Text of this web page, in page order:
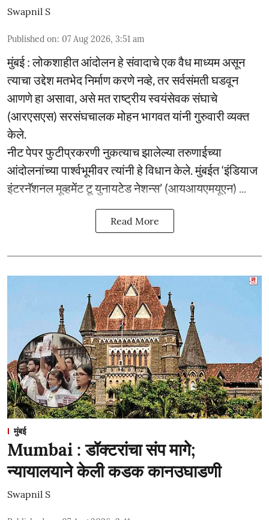
Swapnil S
Published on: 07 Aug 2026, 3:51 am
मुंबई : लोकशाहीत आंदोलन हे संवादाचे एक वैध माध्यम असून
त्याचा उद्देश मतभेद निर्माण करणे नव्हे, तर सर्वसंमती घडवून
आणणे हा असावा, असे मत राष्ट्रीय स्वयंसेवक संघाचे
(आरएसएस) सरसंघचालक मोहन भागवत यांनी गुरुवारी व्यक्त
केले.
नीट पेपर फुटीप्रकरणी नुकत्याच झालेल्या तरुणाईच्या
आंदोलनांच्या पार्श्वभूमीवर त्यांनी हे विधान केले. मुंबईत ‘इंडियाज
इंटरनॅशनल मूव्हमेंट टू युनायटेड नेशन्स’ (आयआयएमयूएन) ...
Read More
मुंबई
Mumbai : डॉक्टरांचा संप मागे;
न्यायालयाने केली कडक कानउघाडणी
Swapnil S